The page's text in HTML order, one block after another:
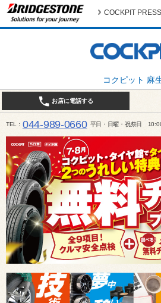
コクピット 麻
COCKPIT PRESS
お店に電話する
TEL 044-989-0660 平日・日曜・祝祭日